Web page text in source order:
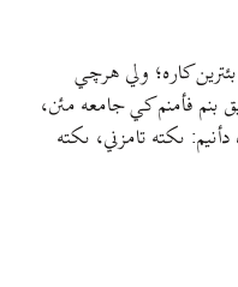
کاره؛ ولي هرچي
بنم فأمنم کي جامعه مئن،
ىکته تامزني، ىکته